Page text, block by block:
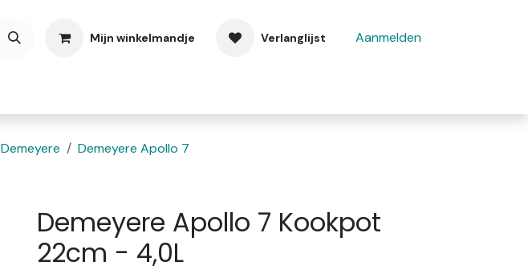
Mijn winkelmandje Verlanglijst Aanmelden
Demeyere
Demeyere Apollo 7
Demeyere Apollo 7 Kookpot
22cm - 4,0L